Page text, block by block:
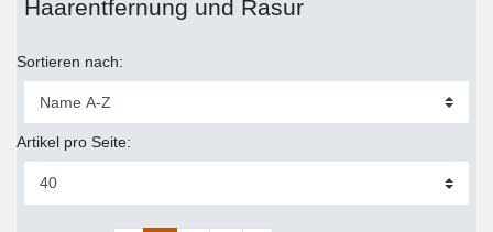
Haarentfernung und Rasur
Sortieren nach:
Artikel pro Seite: